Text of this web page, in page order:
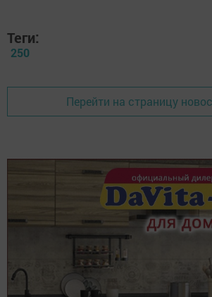
Теги:
250
Перейти на страницу